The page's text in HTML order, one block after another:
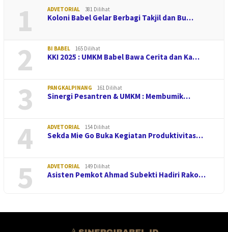
1 ADVETORIAL 381 Dilihat
Koloni Babel Gelar Berbagi Takjil dan Bu…
2 BI BABEL 165 Dilihat
KKI 2025 : UMKM Babel Bawa Cerita dan Ka…
3 PANGKALPINANG 161 Dilihat
Sinergi Pesantren & UMKM : Membumik…
4 ADVETORIAL 154 Dilihat
Sekda Mie Go Buka Kegiatan Produktivitas…
5 ADVETORIAL 149 Dilihat
Asisten Pemkot Ahmad Subekti Hadiri Rako…